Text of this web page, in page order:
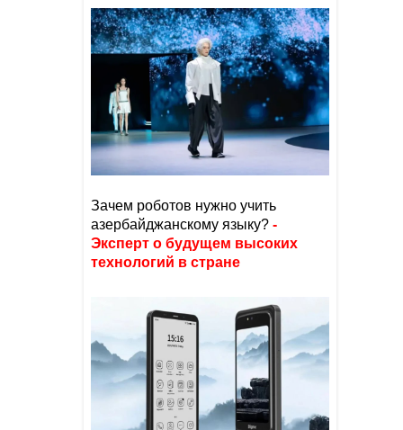
Зачем роботов нужно учить
азербайджанскому языку? -
Эксперт о будущем высоких
технологий в стране